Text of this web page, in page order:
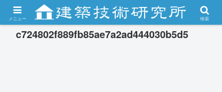
c724802f889fb85ae7a2ad444030b5d5
メニュー 検索